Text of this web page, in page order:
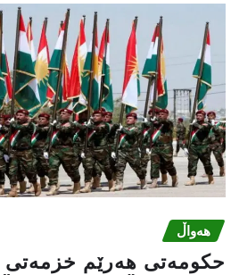
هەواڵ
حكومەتی هەرێم خزمەتی